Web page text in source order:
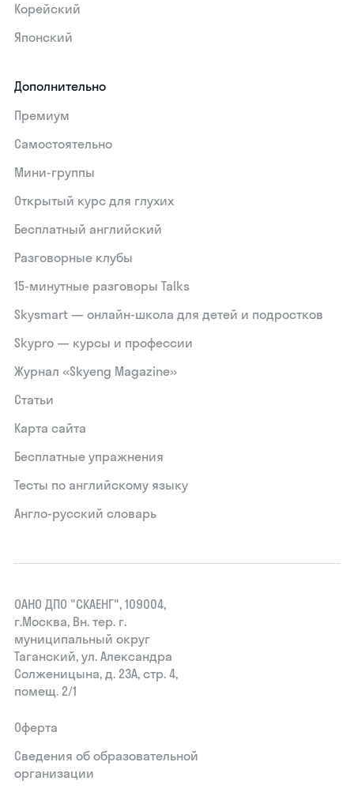
Корейский
Японский
Дополнительно
Премиум
Самостоятельно
Мини-группы
Открытый курс для глухих
Бесплатный английский
Разговорные клубы
15‑минутные разговоры Talks
Skysmart — онлайн-школа для детей и подростков
Skypro — курсы и профессии
Журнал «Skyeng Magazine»
Статьи
Карта сайта
Бесплатные упражнения
Тесты по английскому языку
Англо-русский словарь
ОАНО ДПО "СКАЕНГ", 109004,
г.Москва, Вн. тер. г.
муниципальный округ
Таганский, ул. Александра
Солженицына, д. 23А, стр. 4,
помещ. 2/1
Оферта
Сведения об образовательной
организации